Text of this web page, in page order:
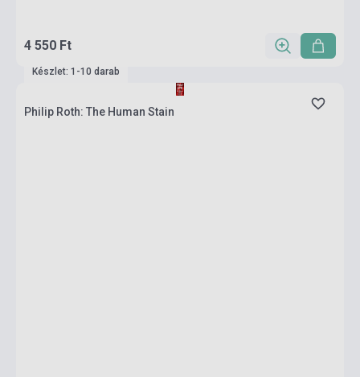
4 550 Ft
Készlet: 1-10 darab
Philip Roth: The Human Stain